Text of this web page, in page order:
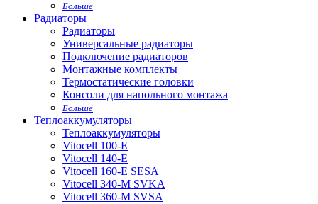
Больше
Радиаторы
Радиаторы
Универсальные радиаторы
Подключение радиаторов
Монтажные комплекты
Термостатические головки
Консоли для напольного монтажа
Больше
Теплоаккумуляторы
Теплоаккумуляторы
Vitocell 100-E
Vitocell 140-E
Vitocell 160-E SESA
Vitocell 340-M SVKA
Vitocell 360-M SVSA